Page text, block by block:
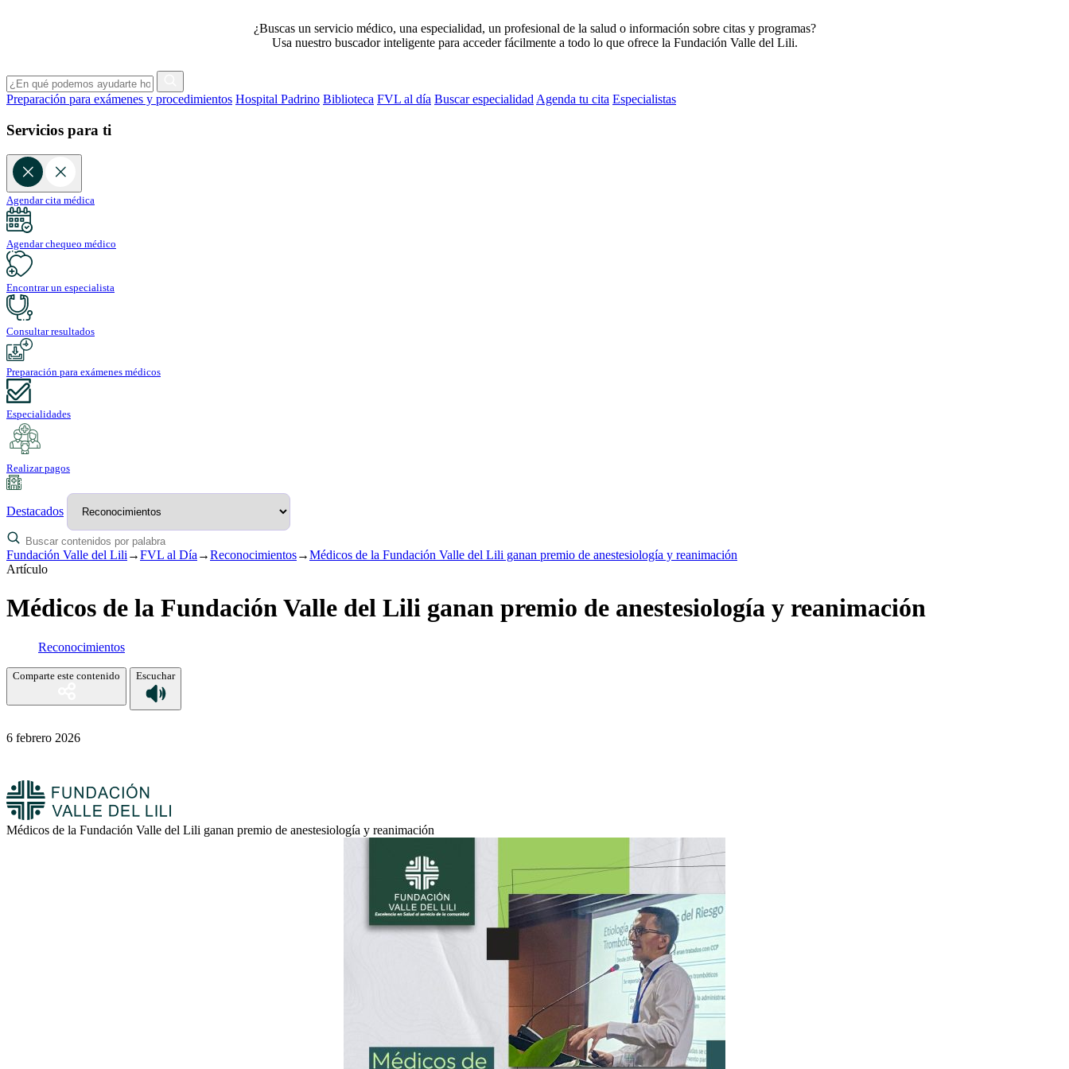
¿Buscas un servicio médico, una especialidad, un profesional de la salud o información sobre citas y programas?
Usa nuestro buscador inteligente para acceder fácilmente a todo lo que ofrece la Fundación Valle del Lili.
Preparación para exámenes y procedimientos Hospital Padrino Biblioteca FVL al día Buscar especialidad Agenda tu cita Especialistas
Servicios para ti
Agendar cita médica
Agendar chequeo médico
Encontrar un especialista
Consultar resultados
Preparación para exámenes médicos
Especialidades
Realizar pagos
Destacados
Fundación Valle del Lili →FVL al Día →Reconocimientos→Médicos de la Fundación Valle del Lili ganan premio de anestesiología y reanimación
Artículo
Médicos de la Fundación Valle del Lili ganan premio de anestesiología y reanimación
Reconocimientos
Comparte este contenido Escuchar
6 febrero 2026
Médicos de la Fundación Valle del Lili ganan premio de anestesiología y reanimación